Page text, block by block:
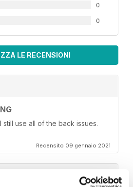
0
0
LE RECENSIONI
still use all of the back issues.
Recensito 09 gennaio 2021